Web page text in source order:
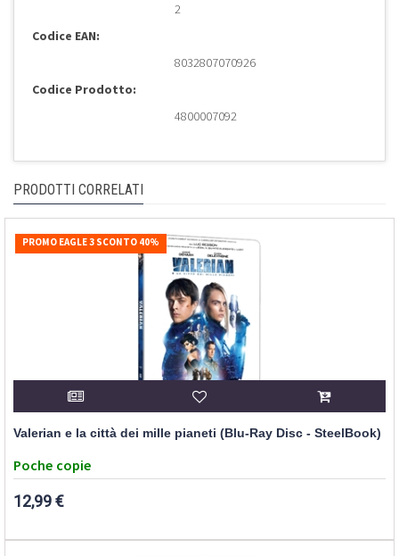
2
Codice EAN:
8032807070926
Codice Prodotto:
4800007092
PRODOTTI CORRELATI
PROMO EAGLE 3 SCONTO 40%
Valerian e la città dei mille pianeti (Blu-Ray Disc - SteelBook)
Poche copie
12,99 €